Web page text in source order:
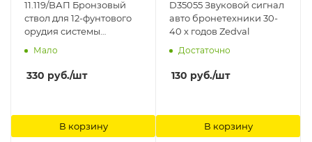
11.119/BАП Бронзовый
ствол для 12-фунтового
орудия системы
Грибоваля Аванпост
Мало
330 руб./шт
В корзину
D35055 Звуковой сигнал
авто бронетехники 30-
40 х годов Zedval
Достаточно
130 руб./шт
В корзину